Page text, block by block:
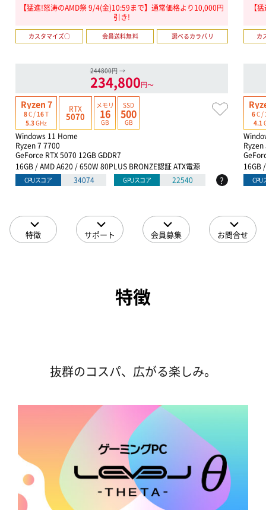
【猛進!怒涛のAMD祭 9/4(金)10:59まで】通常価格より10,000円
引き!
カスタマイズ○ 会員送料無料 選べるカラバリ
244800円 →
234,800円〜
Ryzen 7
8C /16T
5.3GHz
RTX
5070
メモリ
16
GB
SSD
500
GB
Windows 11 Home
Ryzen 7 7700
GeForce RTX 5070 12GB GDDR7
16GB / AMD A620 / 650W 80PLUS BRONZE認証 ATX電源
CPUスコア 34074 GPUスコア 22540 ?
【
カ
6C /
4.1
16GB
CPU
特徴 サポート 会員募集 お問合せ
特徴
抜群のコスパ、広がる楽しみ。